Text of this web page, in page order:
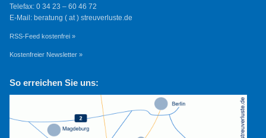
Telefax: 0 34 23 – 60 46 72
E-Mail: beratung ( at ) streuverluste.de
RSS-Feed kostenfrei »
Kostenfreier Newsletter »
So erreichen Sie uns: